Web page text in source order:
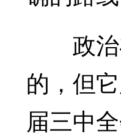
政治
的，但
届三中